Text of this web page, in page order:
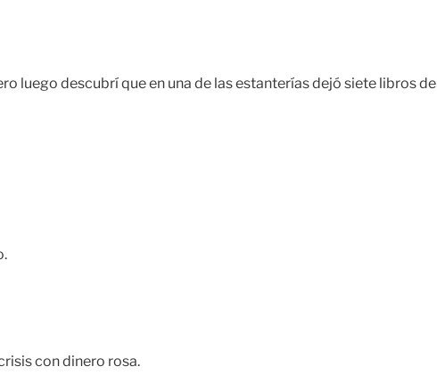
luego descubrí que en una de las estanterías dejó siete libros de
con dinero rosa.